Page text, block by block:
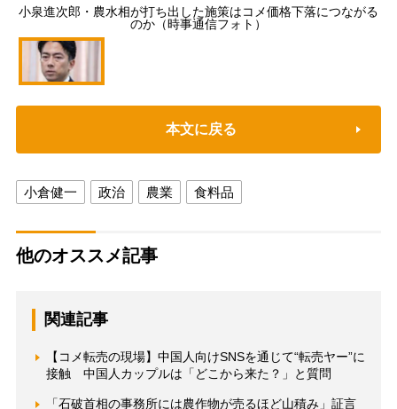
小泉進次郎・農水相が打ち出した施策はコメ価格下落につながる
のか（時事通信フォト）
本文に戻る
小倉健一 政治 農業 食料品
他のオススメ記事
関連記事
【コメ転売の現場】中国人向けSNSを通じて“転売ヤー”に
接触 中国人カップルは「どこから来た？」と質問
「石破首相の事務所には農作物が売るほど山積み」証言